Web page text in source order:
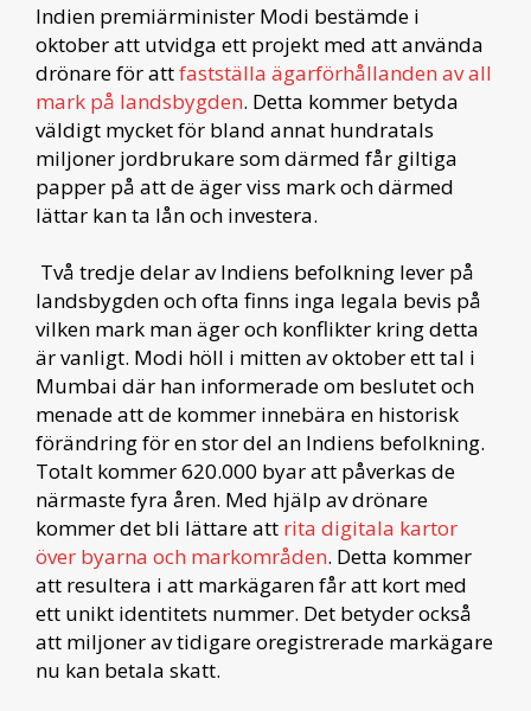
Indien premiärminister Modi bestämde i
oktober att utvidga ett projekt med att använda
drönare för attfastställa ägarförhållanden av all
mark på landsbygden. Detta kommer betyda
väldigt mycket för bland annat hundratals
miljoner jordbrukare som därmed får giltiga
papper på att de äger viss mark och därmed
lättar kan ta lån och investera.
Två tredje delar av Indiens befolkning lever på
landsbygden och ofta finns inga legala bevis på
vilken mark man äger och konflikter kring detta
är vanligt. Modi höll i mitten av oktober ett tal i
Mumbai där han informerade om beslutet och
menade att de kommer innebära en historisk
förändring för en stor del an Indiens befolkning.
Totalt kommer 620.000 byar att påverkas de
närmaste fyra åren. Med hjälp av drönare
kommer det bli lättare att rita digitala kartor
över byarna och markområden. Detta kommer
att resultera i att markägaren får att kort med
ett unikt identitets nummer. Det betyder också
att miljoner av tidigare oregistrerade markägare
nu kan betala skatt.